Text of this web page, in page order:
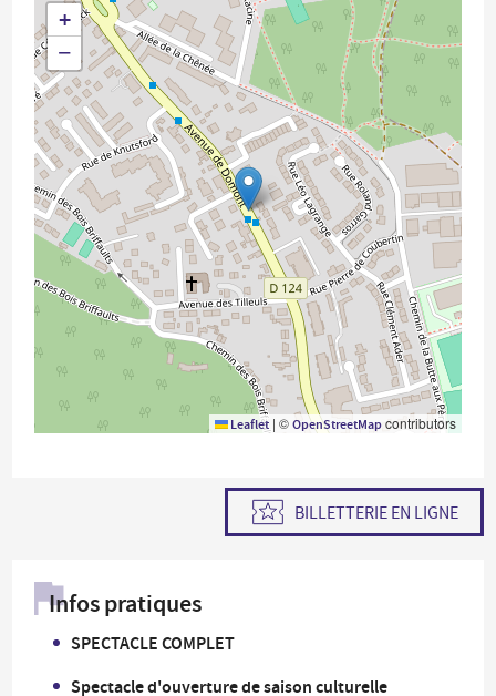
+
−
Leaflet | ©OpenStreetMapcontributors
BILLETTERIE EN LIGNE
Infos pratiques
SPECTACLE COMPLET
Spectacle d'ouverture de saison culturelle